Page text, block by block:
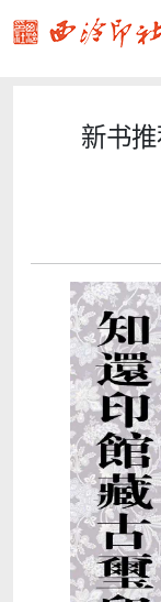
新书